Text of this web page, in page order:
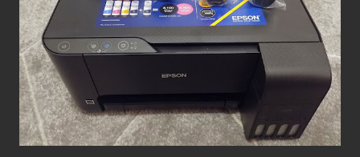
tworzonych właśnie przy pomocy narzędzi Microsoft. W
tym wpisie postaram się przedstawić w miarę zwięzłej
formie historię programowania mobilnego w .NET, która
jest ze mną niemalże od zawsze. Windows Mobile i .NET
Compact Framework Moja przygoda z technologiami
mobilnym od Microsoftu zaczęła się właśnie od .NET
Compact Framework. Jeg...